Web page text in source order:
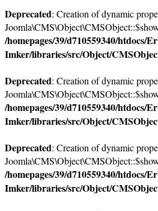
Deprecated: Creation of dynamic
/homepages/39/d710559340/htdocs/
Imker/libraries/src/Object/
Deprecated: Creation of dynamic
/homepages/39/d710559340/htdocs/
Imker/libraries/src/Object/
Deprecated: Creation of dynamic
/homepages/39/d710559340/htdocs/
Imker/libraries/src/Object/